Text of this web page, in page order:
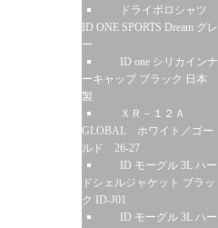
ドライポロシャツ
ID ONE SPORTS Dream グレ
ー
ID one シリカインナ
ーキャップ ブラック 日本
製
ＸＲ－１２Ａ
GLOBAL ホワイト／ゴー
ルド 26-27
ID モーグル 3L ハー
ドシェルジャケット ブラッ
ク ID-J01
ID モーグル 3L ハー